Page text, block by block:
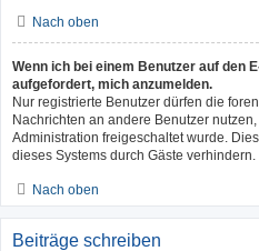
Nach oben
Wenn ich bei einem Benutzer auf den
aufgefordert, mich anzumelden.
Nur registrierte Benutzer dürfen die
Nachrichten an andere Benutzer
Administration freigeschaltet wurde.
dieses Systems durch Gäste verhindern.
Nach oben
Beiträge schreiben